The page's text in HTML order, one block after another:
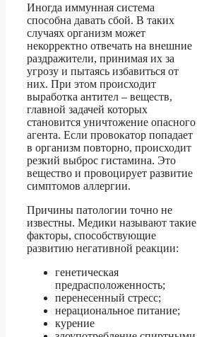
Иногда иммунная система
способна давать сбой. В таких
случаях организм может
некорректно отвечать на внешние
раздражители, принимая их за
угрозу и пытаясь избавиться от
них. При этом происходит
выработка антител – веществ,
главной задачей которых
становится уничтожение опасного
агента. Если провокатор попадает
в организм повторно, происходит
резкий выброс гистамина. Это
вещество и провоцирует развитие
симптомов аллергии.
Причины патологии точно не
известны. Медики называют такие
факторы, способствующие
развитию негативной реакции:
генетическая
предрасположенность;
перенесенный стресс;
нерациональное питание;
курение